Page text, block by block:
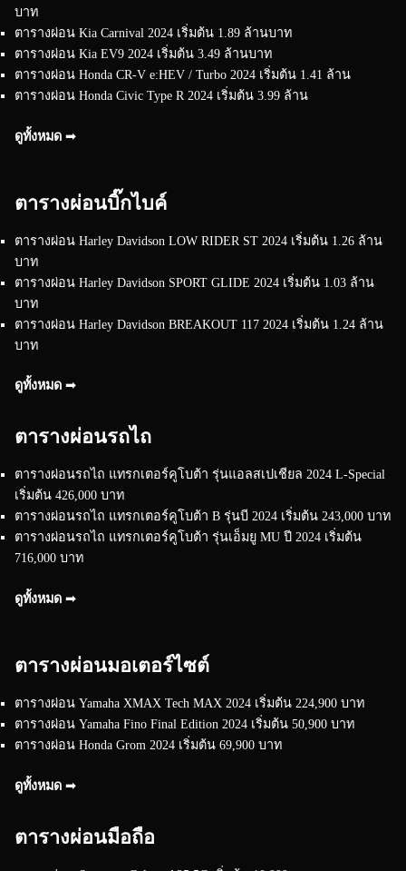
บาท
ตารางผ่อน Kia Carnival 2024 เริ่มต้น 1.89 ล้านบาท
ตารางผ่อน Kia EV9 2024 เริ่มต้น 3.49 ล้านบาท
ตารางผ่อน Honda CR-V e:HEV / Turbo 2024 เริ่มต้น 1.41 ล้าน
ตารางผ่อน Honda Civic Type R 2024 เริ่มต้น 3.99 ล้าน
ดูทั้งหมด ➟
ตารางผ่อนบิ๊กไบค์
ตารางผ่อน Harley Davidson LOW RIDER ST 2024 เริ่มต้น 1.26 ล้าน
บาท
ตารางผ่อน Harley Davidson SPORT GLIDE 2024 เริ่มต้น 1.03 ล้าน
บาท
ตารางผ่อน Harley Davidson BREAKOUT 117 2024 เริ่มต้น 1.24 ล้าน
บาท
ดูทั้งหมด ➟
ตารางผ่อนรถไถ
ตารางผ่อนรถไถ แทรกเตอร์คูโบต้า รุ่นแอลสเปเชียล 2024 L-Special
เริ่มต้น 426,000 บาท
ตารางผ่อนรถไถ แทรกเตอร์คูโบต้า B รุ่นบี 2024 เริ่มต้น 243,000 บาท
ตารางผ่อนรถไถ แทรกเตอร์คูโบต้า รุ่นเอ็มยู MU ปี 2024 เริ่มต้น
716,000 บาท
ดูทั้งหมด ➟
ตารางผ่อนมอเตอร์ไซต์
ตารางผ่อน Yamaha XMAX Tech MAX 2024 เริ่มต้น 224,900 บาท
ตารางผ่อน Yamaha Fino Final Edition 2024 เริ่มต้น 50,900 บาท
ตารางผ่อน Honda Grom 2024 เริ่มต้น 69,900 บาท
ดูทั้งหมด ➟
ตารางผ่อนมือถือ